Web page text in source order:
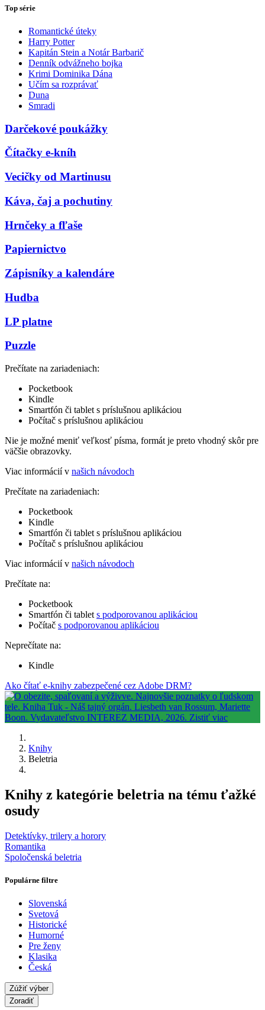
Top série
Romantické úteky
Harry Potter
Kapitán Stein a Notár Barbarič
Denník odvážneho bojka
Krimi Dominika Dána
Učím sa rozprávať
Duna
Smradi
Darčekové poukážky
Čítačky e-kníh
Vecičky od Martinusu
Káva, čaj a pochutiny
Hrnčeky a fľaše
Papiernictvo
Zápisníky a kalendáre
Hudba
LP platne
Puzzle
Prečítate na zariadeniach:
Pocketbook
Kindle
Smartfón či tablet s príslušnou aplikáciou
Počítač s príslušnou aplikáciou
Nie je možné meniť veľkosť písma, formát je preto vhodný skôr pre
väčšie obrazovky.
Viac informácií v našich návodoch
Prečítate na zariadeniach:
Pocketbook
Kindle
Smartfón či tablet s príslušnou aplikáciou
Počítač s príslušnou aplikáciou
Viac informácií v našich návodoch
Prečítate na:
Pocketbook
Smartfón či tablet s podporovanou aplikáciou
Počítač s podporovanou aplikáciou
Neprečítate na:
Kindle
Ako čítať e-knihy zabezpečené cez Adobe DRM?
Knihy
Beletria
Knihy z kategórie beletria na tému ťažké
osudy
Detektívky, trilery a horory
Romantika
Spoločenská beletria
Populárne filtre
Slovenská
Svetová
Historické
Humorné
Pre ženy
Klasika
Česká
Zúžiť výber
Zoradiť